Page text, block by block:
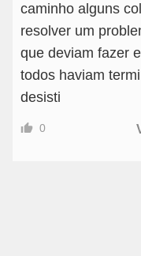
caminho alguns
resolver um
que deviam fazer
todos haviam
desisti
0